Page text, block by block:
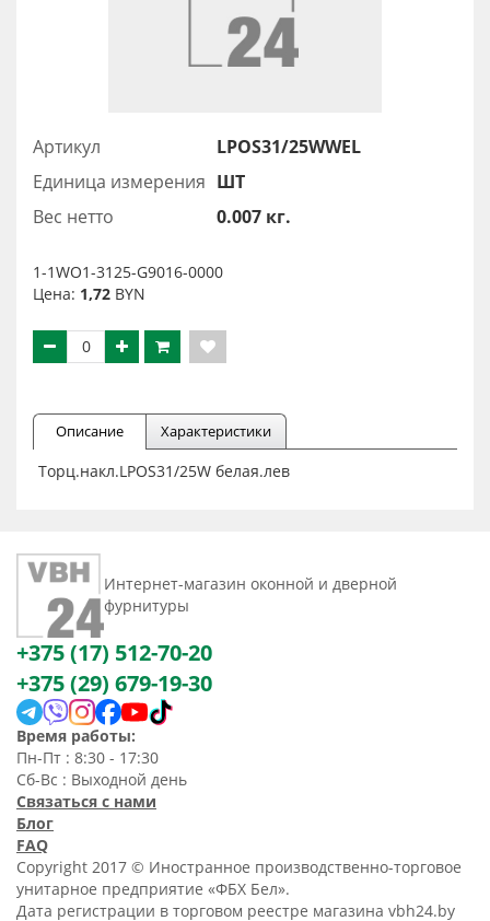
Артикул
LPOS31/25WWEL
Единица измерения ШТ
Вес нетто
0.007 кг.
1-1WO1-3125-G9016-0000
Цена: 1,72 BYN
Описание Характеристики
Торц.накл.LPOS31/25W белая.лев
Интернет-магазин оконной и дверной
фурнитуры
+375 (17) 512-70-20
+375 (29) 679-19-30
Время работы:
Пн-Пт : 8:30 - 17:30
Сб-Вс : Выходной день
Связаться с нами
Блог
FAQ
Copyright 2017 © Иностранное производственно-торговое
унитарное предприятие «ФБХ Бел».
Дата регистрации в торговом реестре магазина vbh24.by